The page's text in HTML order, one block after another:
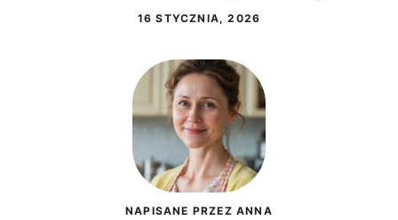
16 STYCZNIA, 2026
NAPISANE PRZEZ ANNA